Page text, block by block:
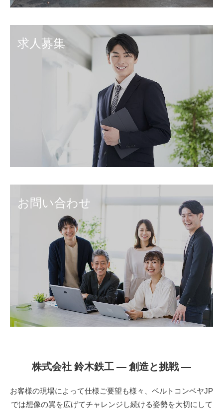
求人募集
お問い合わせ
株式会社 鈴木鉄工 ― 創造と挑戦 ―
お客様の現場によって仕様ご要望も様々、ベルトコンベヤJP
では想像の翼を広げてチャレンジし続ける姿勢を大切にして